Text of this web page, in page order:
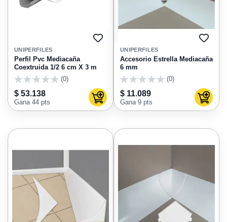
AGREGAR
FAVORITOS
UNIPERFILES
Perfil Pvc Mediacaña
Coextruida 1/2 6 cm X 3 m
(0)
$ 53.138
Gana 44 pts Agregar al carrito
UNIPERFILES
Accesorio Estrella Mediacaña
6 mm
(0)
$ 11.089
Gana 9 pts